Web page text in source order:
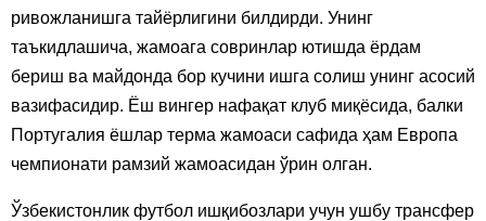
ривожланишга тайёрлигини билдирди. Унинг
таъкидлашича, жамоага совринлар ютишда ёрдам
бериш ва майдонда бор кучини ишга солиш унинг асосий
вазифасидир. Ёш вингер нафақат клуб миқёсида, балки
Португалия ёшлар терма жамоаси сафида ҳам Европа
чемпионати рамзий жамоасидан ўрин олган.
Ўзбекистонлик футбол ишқибозлари учун ушбу трансфер